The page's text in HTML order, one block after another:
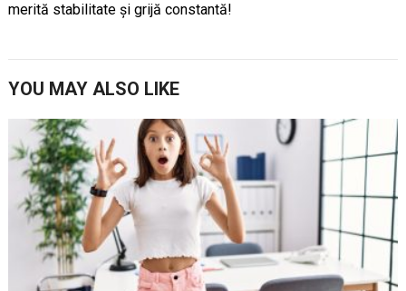
merită stabilitate și grijă constantă!
YOU MAY ALSO LIKE